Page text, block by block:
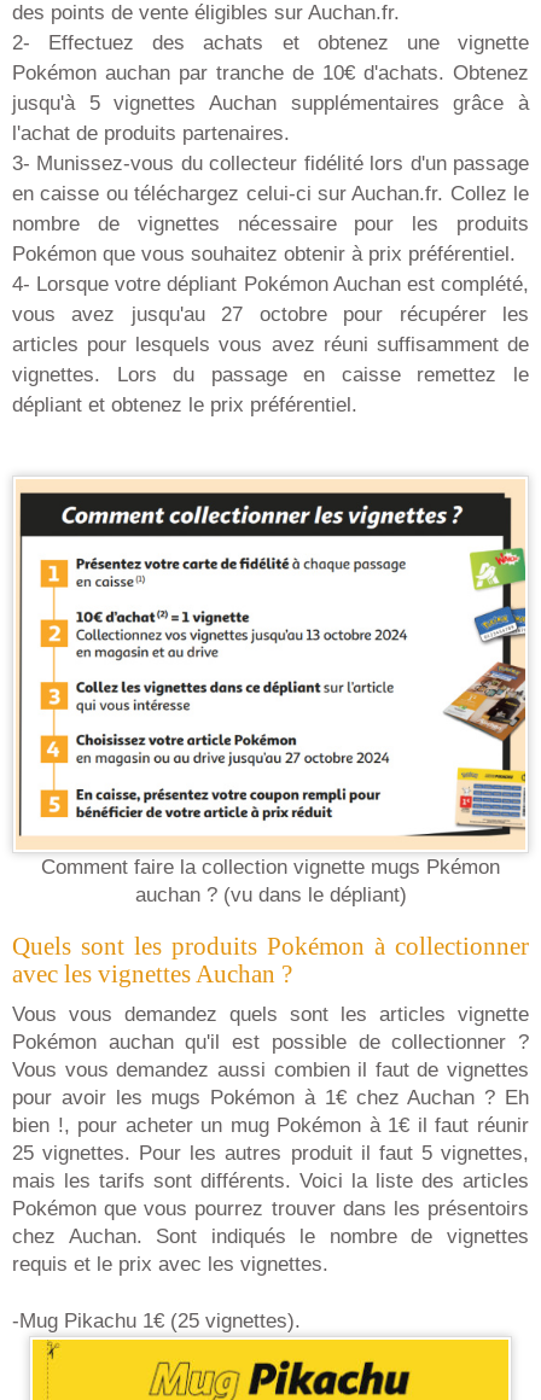
des points de vente éligibles sur Auchan.fr.
2- Effectuez des achats et obtenez une vignette
Pokémon auchan par tranche de 10€ d'achats. Obtenez
jusqu'à 5 vignettes Auchan supplémentaires grâce à
l'achat de produits partenaires.
3- Munissez-vous du collecteur fidélité lors d'un passage
en caisse ou téléchargez celui-ci sur Auchan.fr. Collez le
nombre de vignettes nécessaire pour les produits
Pokémon que vous souhaitez obtenir à prix préférentiel.
4- Lorsque votre dépliant Pokémon Auchan est complété,
vous avez jusqu'au 27 octobre pour récupérer les
articles pour lesquels vous avez réuni suffisamment de
vignettes. Lors du passage en caisse remettez le
dépliant et obtenez le prix préférentiel.
Comment faire la collection vignette mugs Pkémon
auchan ? (vu dans le dépliant)
Quels sont les produits Pokémon à collectionner
avec les vignettes Auchan ?
Vous vous demandez quels sont les articles vignette
Pokémon auchan qu'il est possible de collectionner ?
Vous vous demandez aussi combien il faut de vignettes
pour avoir les mugs Pokémon à 1€ chez Auchan ? Eh
bien !, pour acheter un mug Pokémon à 1€ il faut réunir
25 vignettes. Pour les autres produit il faut 5 vignettes,
mais les tarifs sont différents. Voici la liste des articles
Pokémon que vous pourrez trouver dans les présentoirs
chez Auchan. Sont indiqués le nombre de vignettes
requis et le prix avec les vignettes.
-Mug Pikachu 1€ (25 vignettes).